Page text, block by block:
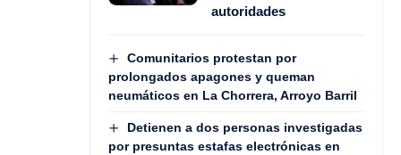
autoridades
Comunitarios protestan por
prolongados apagones y queman
neumáticos en La Chorrera, Arroyo Barril
Detienen a dos personas investigadas
por presuntas estafas electrónicas en